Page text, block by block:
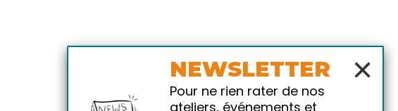
×
NEWSLETTER
Pour ne rien rater de nos
ateliers, événements et